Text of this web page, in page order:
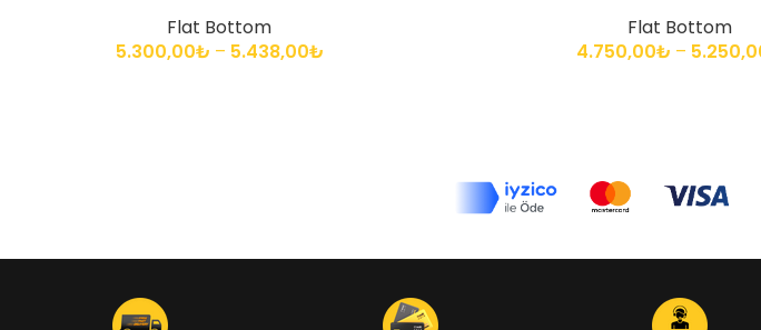
Flat Bottom
5.300,00₺ – 5.438,00₺
Flat Bottom
4.750,00₺ –